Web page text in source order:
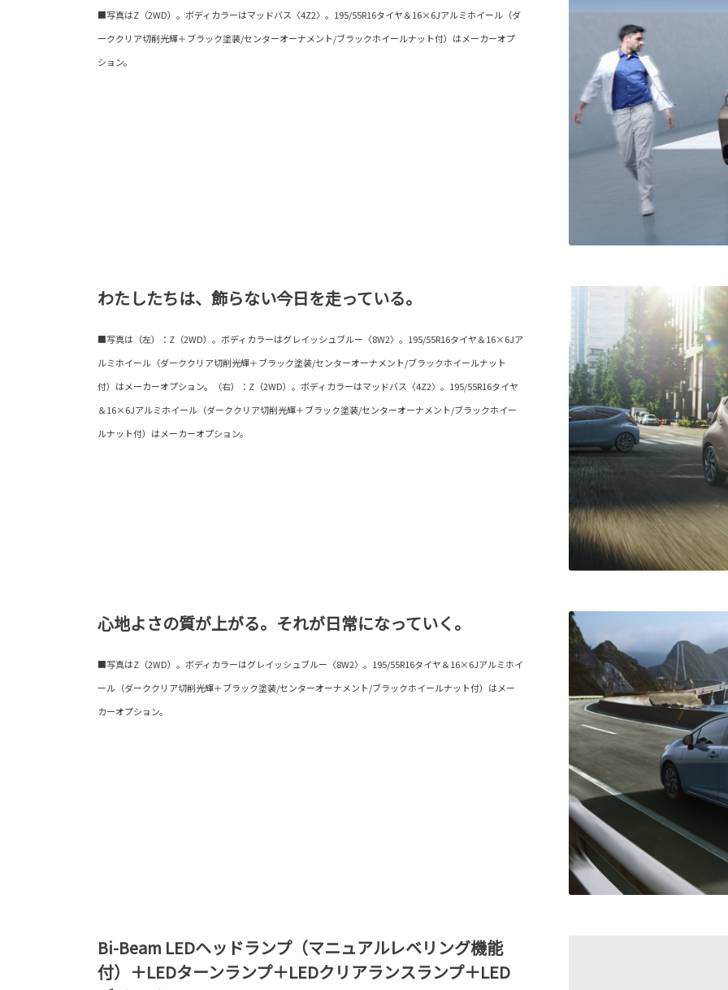
■写真はZ（2WD）。ボディカラーはマッドバス〈4Z2〉。195/55R16タイヤ＆16×6Jアルミホイール（ダ
ーククリア切削光輝＋ブラック塗装/センターオーナメント/ブラックホイールナット付）はメーカーオプ
ション。
わたしたちは、飾らない今日を走っている。
■写真は（左）：Z（2WD）。ボディカラーはグレイッシュブルー〈8W2〉。195/55R16タイヤ＆16×6Jア
ルミホイール（ダーククリア切削光輝＋ブラック塗装/センターオーナメント/ブラックホイールナット
付）はメーカーオプション。（右）：Z（2WD）。ボディカラーはマッドバス〈4Z2〉。195/55R16タイヤ
＆16×6Jアルミホイール（ダーククリア切削光輝＋ブラック塗装/センターオーナメント/ブラックホイー
ルナット付）はメーカーオプション。
心地よさの質が上がる。それが日常になっていく。
■写真はZ（2WD）。ボディカラーはグレイッシュブルー〈8W2〉。195/55R16タイヤ＆16×6Jアルミホイ
ール（ダーククリア切削光輝＋ブラック塗装/センターオーナメント/ブラックホイールナット付）はメー
カーオプション。
Bi-Beam LEDヘッドランプ（マニュアルレベリング機能
付）＋LEDターンランプ＋LEDクリアランスランプ＋LED